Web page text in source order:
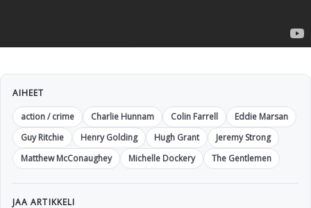
AIHEET
action / crime
Charlie Hunnam Colin Farrell
Eddie Marsan
Guy Ritchie
Henry Golding Hugh Grant
Jeremy Strong
Matthew McConaughey
Michelle Dockery The Gentlemen
JAA ARTIKKELI